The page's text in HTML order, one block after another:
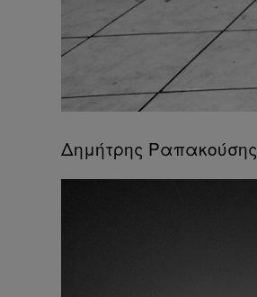
Δημήτρης Ραπακούσης